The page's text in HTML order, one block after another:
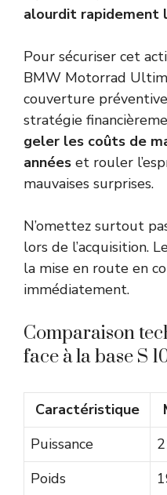
alourdit rapidement
Pour sécuriser cet
BMW Motorrad
couverture
stratégie
geler les coûts de
années et rouler
mauvaises surprises.
N’omettez surtout
lors de l’acquisition.
la mise en route en
immédiatement.
Comparaison
face à la base S
Caractéristique
Puissance
Poids